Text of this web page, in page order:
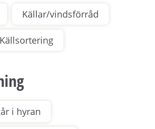
Källar/vindsförråd
i hyran